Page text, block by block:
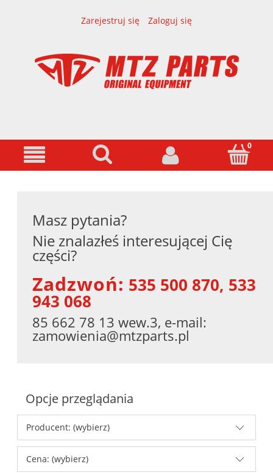
Zarejestruj się Zaloguj się
Masz pytania?
Nie znalazłeś interesującej Cię
części?
Zadzwoń: 535 500 870, 533
943 068
85 662 78 13 wew.3, e-mail:
zamowienia@mtzparts.pl
Opcje przeglądania
Producent: (wybierz)
Cena: (wybierz)